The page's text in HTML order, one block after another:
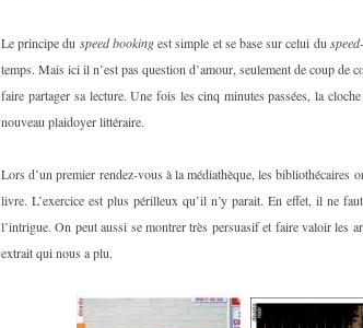
Le principe du speed bookingest simple et se base sur celui du
temps. Mais ici il n’est pas question d’amour, seulement de coup
faire partager sa lecture. Une fois les cinq minutes passées, la
nouveau plaidoyer littéraire.
Lors d’un premier rendez-vous à la médiathèque, les bibliothécaires
livre. L’exercice est plus périlleux qu’il n’y parait. En effet, il ne
l’intrigue. On peut aussi se montrer très persuasif et faire valoir les
extrait qui nous a plu.